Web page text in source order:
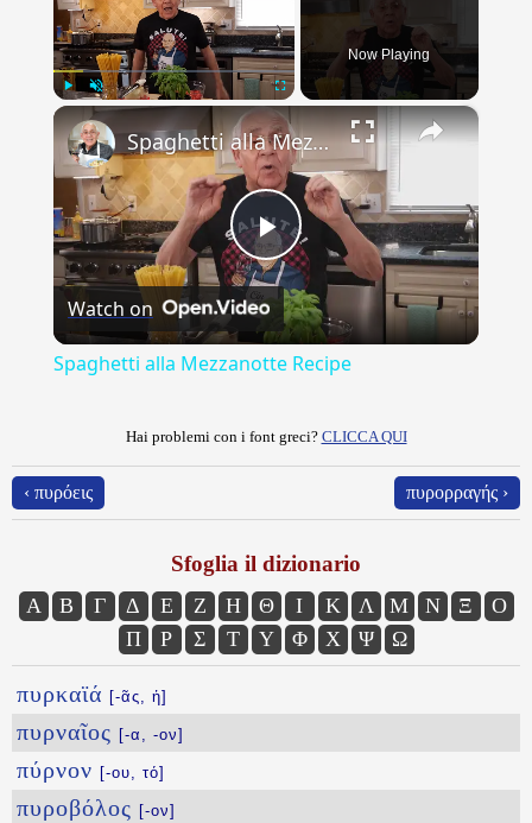
Unmute
Now Playing
×
Play
Video
Spaghetti alla Mezzanotte Recipe
Watch on
Spaghetti alla Mezzanotte Recipe
Hai problemi con i font greci? CLICCA QUI
‹ πυρόεις πυρορραγής ›
Sfoglia il dizionario
Α Β Γ Δ Ε Ζ Η Θ Ι Κ Λ Μ Ν Ξ
Ο
Π
Ρ Σ Τ Υ Φ Χ Ψ Ω
πυρκαϊά [-ᾶς, ἡ]
πυρναῖος [-α, -ον]
πύρνον [-ου, τό]
πυροβόλος [-ον]